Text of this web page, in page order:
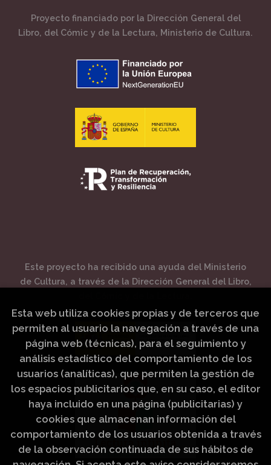
Proyecto financiado por la Dirección General del
Libro, del Cómic y de la Lectura, Ministerio de Cultura.
Este proyecto ha recibido una ayuda del Ministerio
de Cultura, a través de la Dirección General del Libro,
Esta web utiliza cookies propias y de terceros que
permiten al usuario la navegación a través de una
página web (técnicas), para el seguimiento y
análisis estadístico del comportamiento de los
usuarios (analíticas), que permiten la gestión de
los espacios publicitarios que, en su caso, el editor
haya incluido en una página (publicitarias) y
cookies que almacenan información del
comportamiento de los usuarios obtenida a través
de la observación continuada de sus hábitos de